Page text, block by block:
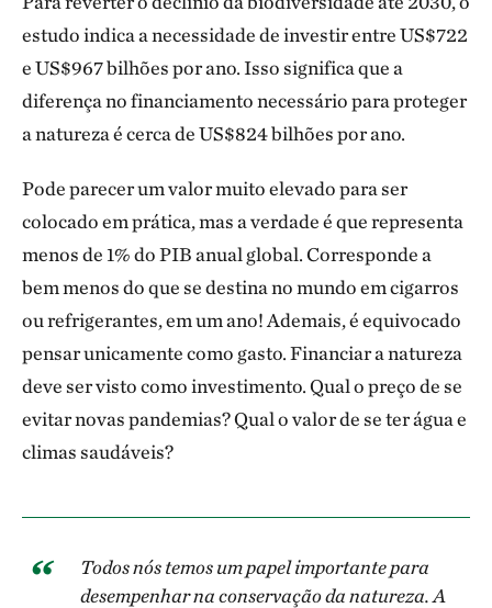
estudo indica a necessidade de investir entre US$722
e US$967 bilhões por ano. Isso significa que a
diferença no financiamento necessário para proteger
a natureza é cerca de US$824 bilhões por ano.
Pode parecer um valor muito elevado para ser
colocado em prática, mas a verdade é que representa
menos de 1% do PIB anual global. Corresponde a
bem menos do que se destina no mundo em cigarros
ou refrigerantes, em um ano! Ademais, é equivocado
pensar unicamente como gasto. Financiar a natureza
deve ser visto como investimento. Qual o preço de se
evitar novas pandemias? Qual o valor de se ter água e
climas saudáveis?
Todos nós temos um papel importante para
desempenhar na conservação da natureza. A